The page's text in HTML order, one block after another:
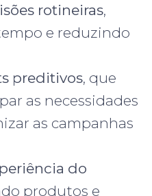
rotineiras,
e reduzindo
preditivos, que
as necessidades
as campanhas
do
produtos e